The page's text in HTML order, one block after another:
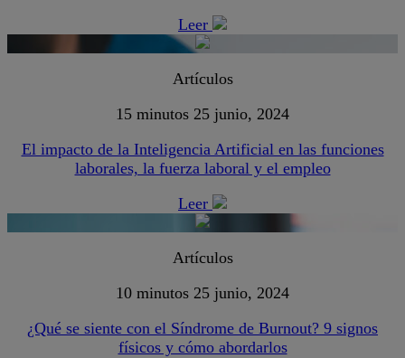
Leer
Artículos
15 minutos 25 junio, 2024
El impacto de la Inteligencia Artificial en las funciones
laborales, la fuerza laboral y el empleo
Leer
Artículos
10 minutos 25 junio, 2024
¿Qué se siente con el Síndrome de Burnout? 9 signos
físicos y cómo abordarlos